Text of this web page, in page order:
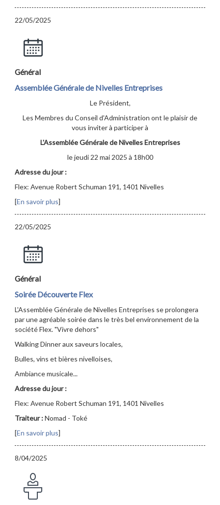
22/05/2025
Général
Assemblée Générale de Nivelles Entreprises
Le Président,
Les Membres du Conseil d'Administration ont le plaisir de
vous inviter à participer à
L'Assemblée Générale de Nivelles Entreprises
le jeudi 22 mai 2025 à 18h00
Adresse du jour :
Flex: Avenue Robert Schuman 191, 1401 Nivelles
[En savoir plus]
22/05/2025
Général
Soirée Découverte Flex
L'Assemblée Générale de Nivelles Entreprises se prolongera
par une agréable soirée dans le très bel environnement de la
société Flex. "Vivre dehors"
Walking Dinner aux saveurs locales,
Bulles, vins et bières nivelloises,
Ambiance musicale...
Adresse du jour :
Flex: Avenue Robert Schuman 191, 1401 Nivelles
Traiteur :Nomad - Toké
[En savoir plus]
8/04/2025